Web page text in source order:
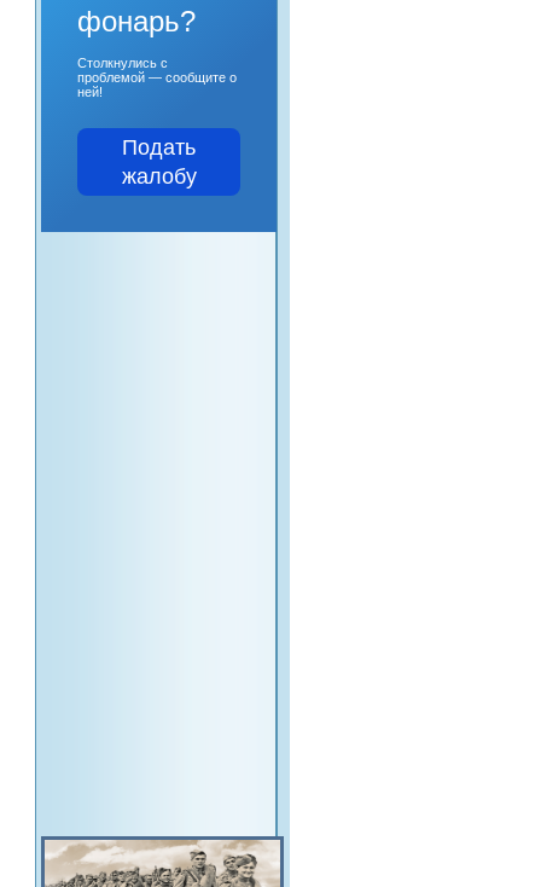
фонарь?
Столкнулись с
проблемой — сообщите о
ней!
Подать
жалобу